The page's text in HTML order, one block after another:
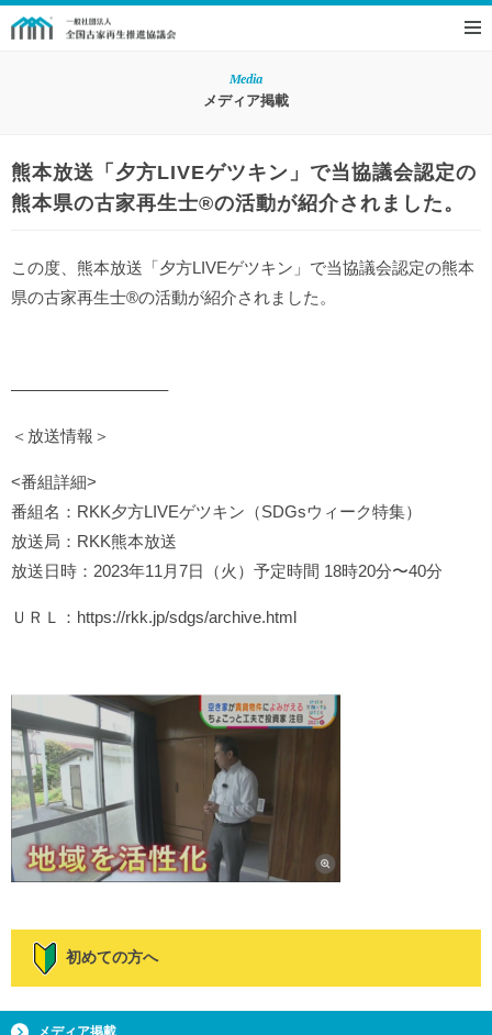
Media
メディア掲載
熊本放送「夕方LIVEゲツキン」で当協議会認定の
熊本県の古家再生士®の活動が紹介されました。
この度、熊本放送「夕方LIVEゲツキン」で当協議会認定の熊本
県の古家再生士®の活動が紹介されました。
—————————–
＜放送情報＞
<番組詳細>
番組名：RKK夕方LIVEゲツキン（SDGsウィーク特集）
放送局：RKK熊本放送
放送日時：2023年11月7日（火）予定時間 18時20分〜40分
ＵＲＬ：https://rkk.jp/sdgs/archive.html
初めての方へ
メディア掲載